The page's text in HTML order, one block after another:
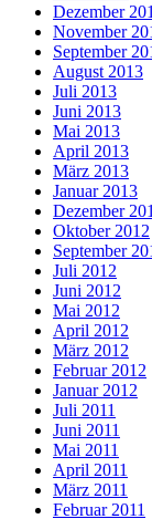
Dezember
November
September
August 2013
Juli 2013
Juni 2013
Mai 2013
April 2013
März 2013
Januar 2013
Dezember
Oktober 2012
September
Juli 2012
Juni 2012
Mai 2012
April 2012
März 2012
Februar 2012
Januar 2012
Juli 2011
Juni 2011
Mai 2011
April 2011
März 2011
Februar 2011